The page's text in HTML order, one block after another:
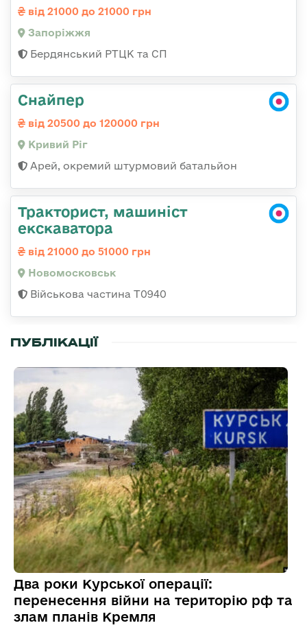
від 21000 до 21000 грн
Запоріжжя
Бердянський РТЦК та СП
Снайпер
від 20500 до 120000 грн
Кривий Ріг
Арей, окремий штурмовий батальйон
Тракторист, машиніст
екскаватора
від 21000 до 51000 грн
Новомосковськ
Військова частина Т0940
ПУБЛІКАЦІЇ
Два роки Курської операції:
перенесення війни на територію рф та
злам планів Кремля